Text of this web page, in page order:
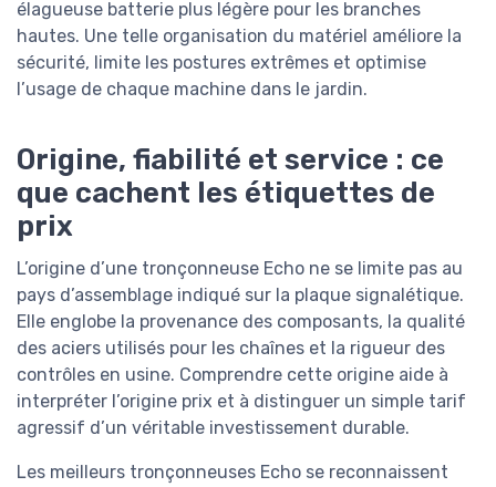
élagueuse batterie plus légère pour les branches
hautes. Une telle organisation du matériel améliore la
sécurité, limite les postures extrêmes et optimise
l’usage de chaque machine dans le jardin.
Origine, fiabilité et service : ce
que cachent les étiquettes de
prix
L’origine d’une tronçonneuse Echo ne se limite pas au
pays d’assemblage indiqué sur la plaque signalétique.
Elle englobe la provenance des composants, la qualité
des aciers utilisés pour les chaînes et la rigueur des
contrôles en usine. Comprendre cette origine aide à
interpréter l’origine prix et à distinguer un simple tarif
agressif d’un véritable investissement durable.
Les meilleurs tronçonneuses Echo se reconnaissent